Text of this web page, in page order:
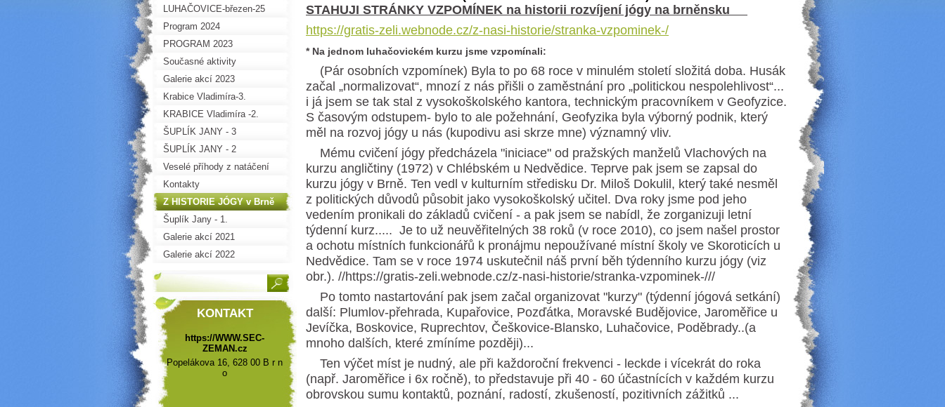
STAHUJI STRÁNKY VZPOMÍNEK na historii rozvíjení jógy na brněnsku
https://gratis-zeli.webnode.cz/z-nasi-historie/stranka-vzpominek-/
* Na jednom luhačovickém kurzu jsme vzpomínali:
(Pár osobních vzpomínek) Byla to po 68 roce v minulém století složitá doba. Husák
začal „normalizovat“, mnozí z nás přišli o zaměstnání pro „politickou nespolehlivost“...
i já jsem se tak stal z vysokoškolského kantora, technickým pracovníkem v Geofyzice.
S časovým odstupem- bylo to ale požehnání, Geofyzika byla výborný podnik, který
měl na rozvoj jógy u nás (kupodivu asi skrze mne) významný vliv.
Mému cvičení jógy předcházela "iniciace" od pražských manželů Vlachových na
kurzu angličtiny (1972) v Chlébském u Nedvědice. Teprve pak jsem se zapsal do
kurzu jógy v Brně. Ten vedl v kulturním středisku Dr. Miloš Dokulil, který také nesměl
z politických důvodů působit jako vysokoškolský učitel. Dva roky jsme pod jeho
vedením pronikali do základů cvičení - a pak jsem se nabídl, že zorganizuji letní
týdenní kurz..... Je to už neuvěřitelných 38 roků (v roce 2010), co jsem našel prostor
a ochotu místních funkcionářů k pronájmu nepoužívané místní školy ve Skoroticích u
Nedvědice. Tam se v roce 1974 uskutečnil náš první běh týdenního kurzu jógy (viz
obr.). //https://gratis-zeli.webnode.cz/z-nasi-historie/stranka-vzpominek-///
Po tomto nastartování pak jsem začal organizovat "kurzy" (týdenní jógová setkání)
další: Plumlov-přehrada, Kupařovice, Pozďátka, Moravské Budějovice, Jaroměřice u
Jevíčka, Boskovice, Ruprechtov, Češkovice-Blansko, Luhačovice, Poděbrady..(a
mnoho dalších, které zmíníme později)...
Ten výčet míst je nudný, ale při každoroční frekvenci - leckde i vícekrát do roka
(např. Jaroměřice i 6x ročně), to představuje při 40 - 60 účastnících v každém kurzu
obrovskou sumu kontaktů, poznání, radostí, zkušeností, pozitivních zážitků ...
LUHAČOVICE-březen-25
Program 2024
PROGRAM 2023
Současné aktivity
Galerie akcí 2023
Krabice Vladimíra-3.
KRABICE Vladimíra -2.
ŠUPLÍK JANY - 3
ŠUPLÍK JANY - 2
Veselé příhody z natáčení
Kontakty
Z HISTORIE JÓGY v Brně
Šuplík Jany - 1.
Galerie akcí 2021
Galerie akcí 2022
KONTAKT
https://WWW.SEC-
ZEMAN.cz
Popelákova 16, 628 00 B r n
o